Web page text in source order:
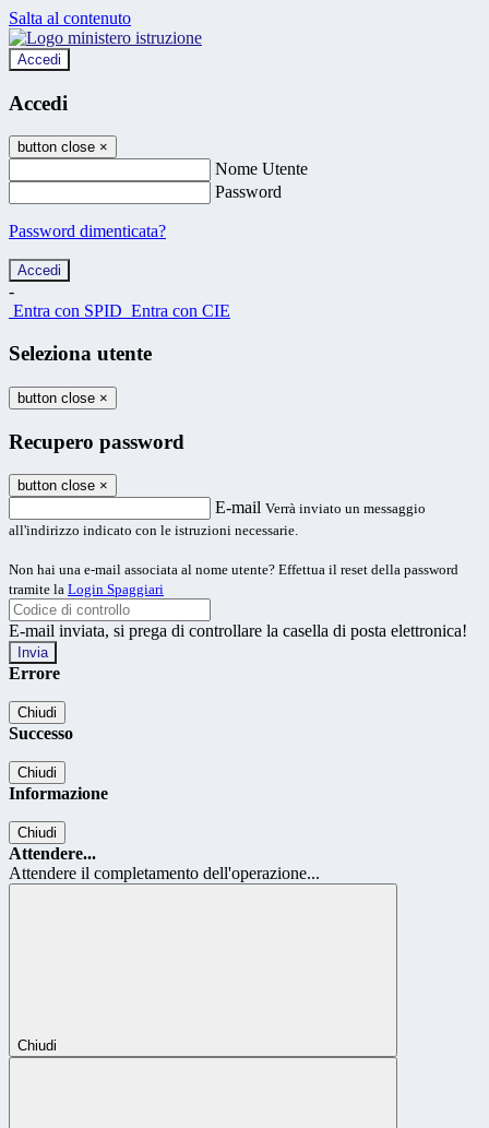
Salta al contenuto
Accedi
Accedi
button close ×
Nome Utente
Password
Password dimenticata?
-
Entra con SPID Entra con CIE
Seleziona utente
button close ×
Recupero password
button close ×
E-mail Verrà inviato un messaggio
all'indirizzo indicato con le istruzioni necessarie.
Non hai una e-mail associata al nome utente? Effettua il reset della password
tramite la Login Spaggiari
E-mail inviata, si prega di controllare la casella di posta elettronica!
Errore
Chiudi
Successo
Chiudi
Informazione
Chiudi
Attendere...
Attendere il completamento dell'operazione...
Chiudi